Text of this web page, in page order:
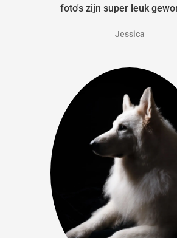
foto's zijn super leuk
Jessica